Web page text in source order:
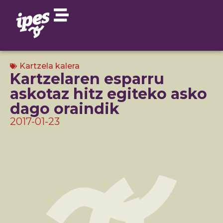
Kartzela kalera
Kartzelaren esparru
askotaz hitz egiteko asko
dago oraindik
2017-01-23